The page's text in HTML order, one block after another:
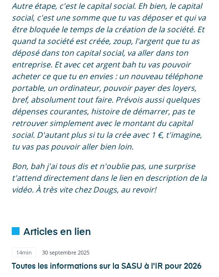
Articles en lien
14min 30 septembre 2025
Toutes les informations sur la SASU à l'IR pour 2026
Autre étape, c'est le capital social. Eh bien, le capital
social, c'est une somme que tu vas déposer et qui va
être bloquée le temps de la création de la société. Et
quand ta société est créée, zoup, l'argent que tu as
déposé dans ton capital social, va aller dans ton
entreprise. Et avec cet argent bah tu vas pouvoir
acheter ce que tu en envies : un nouveau téléphone
portable, un ordinateur, pouvoir payer des loyers,
bref, absolument tout faire. Prévois aussi quelques
dépenses courantes, histoire de démarrer, pas te
retrouver simplement avec le montant du capital
social. D'autant plus si tu la crée avec 1 €, t'imagine,
tu vas pas pouvoir aller bien loin.
Bon, bah j'ai tous dis et n'oublie pas, une surprise
t'attend directement dans le lien en description de la
vidéo. À très vite chez Dougs, au revoir!